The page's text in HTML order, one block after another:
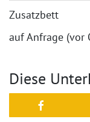
über ein
Bedienung
Neumühle.
Zusatzbett
auf Anfrage (vor
Diese